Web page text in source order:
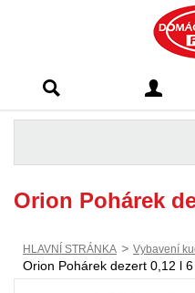
Franta
Orion Pohárek
HLAVNÍ STRÁNKA > Vybavení
Orion Pohárek dezert 0,12 l